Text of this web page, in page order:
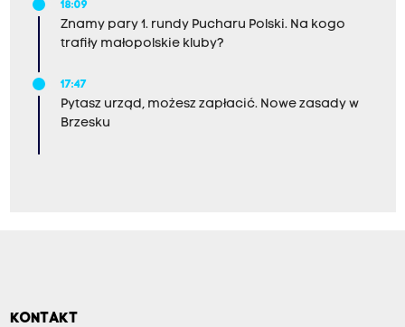
18:09
Znamy pary 1. rundy Pucharu Polski. Na kogo
trafiły małopolskie kluby?
17:47
Pytasz urząd, możesz zapłacić. Nowe zasady w
Brzesku
KONTAKT